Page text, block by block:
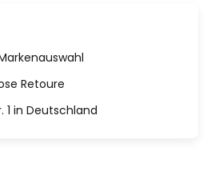
Retoure
1 in Deutschland